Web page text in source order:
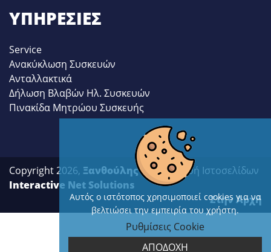
ΥΠΗΡΕΣΊΕΣ
Service
Ανακύκλωση Συσκευών
Ανταλλακτικά
Δήλωση Βλαβών Ηλ. Συσκευών
Πινακίδα Μητρώου Συσκευής
Copyright 2026, Ξανθούλης| Κατασκευή Ιστοσελίδων
Interactive Net Solutions
Στην Αρχή
Αυτός ο ιστότοπος χρησιμοποιεί cookies για να
βελτιώσει την εμπειρία του χρήστη.
Ρυθμίσεις Cookie
ΑΠΟΔΟΧΗ